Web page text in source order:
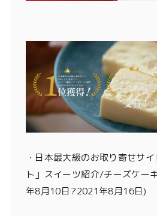
・ 日本最大級のお取り寄せサ
ト」スイーツ紹介/チーズケー
年8月10日?2021年8月16日)